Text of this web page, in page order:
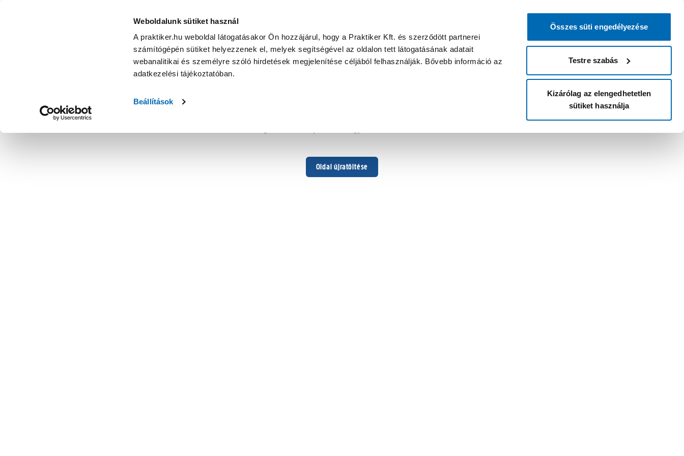
Weboldalunk sütiket használ
A praktiker.hu weboldal látogatásakor Ön hozzájárul, hogy a Praktiker Kft. és szerződött partnerei
számítógépén sütiket helyezzenek el, melyek segítségével az oldalon tett látogatásának adatait
webanalitikai és személyre szóló hirdetések megjelenítése céljából felhasználják. Bővebb információ az
adatkezelési tájékoztatóban.
Beállítások
Összes süti engedélyezése
Testre szabás
Kizárólag az elengedhetetlen
sütiket használja
Oldal újratöltése